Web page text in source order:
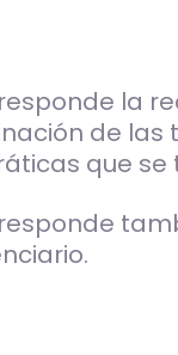
la
de las
que se